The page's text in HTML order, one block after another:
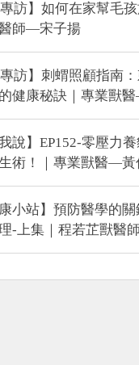
專訪】如何在家幫毛
醫師—宋子揚
專訪】刺蝟照顧指南
健康秘訣｜專業獸
我說】EP152-零壓力
術！｜專業獸醫—黃
康小站】預防醫學的
-上集｜程若芷獸醫師